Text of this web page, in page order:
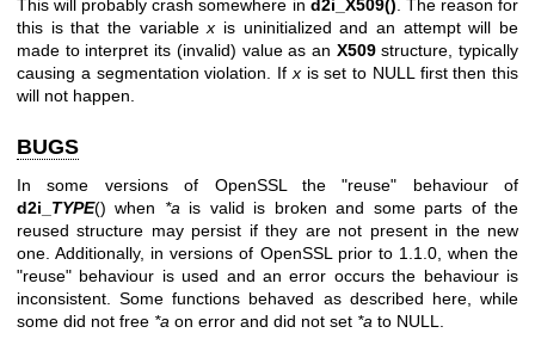
This will probably crash somewhere in d2i_X509(). The reason for
this is that the variablex is uninitialized and an attempt will be
made to interpret its (invalid) value as an X509structure, typically
causing a segmentation violation. Ifxis set to NULL first then this
will not happen.
BUGS
In some versions of OpenSSL the "reuse" behaviour of
d2i_ TYPE() when *a is valid is broken and some parts of the
reused structure may persist if they are not present in the new
one. Additionally, in versions of OpenSSL prior to 1.1.0, when the
"reuse" behaviour is used and an error occurs the behaviour is
inconsistent. Some functions behaved as described here, while
some did not free *a on error and did not set *a to NULL.